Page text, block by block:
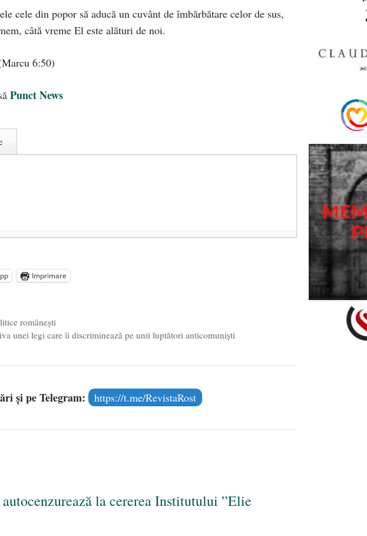
cele din popor să aducă un cuvânt de îmbărbătare celor de sus,
câtă vreme El este alături de noi.
6:50)
Punct News
și alte sperietori ale acestor zile
Vasile Bucelea: Prezent!
Imprimare
românești
unei legi care îi discriminează pe unii luptători anticomuniști
și pe Telegram: https://t.me/RevistaRost
la cererea Institutului ”Elie